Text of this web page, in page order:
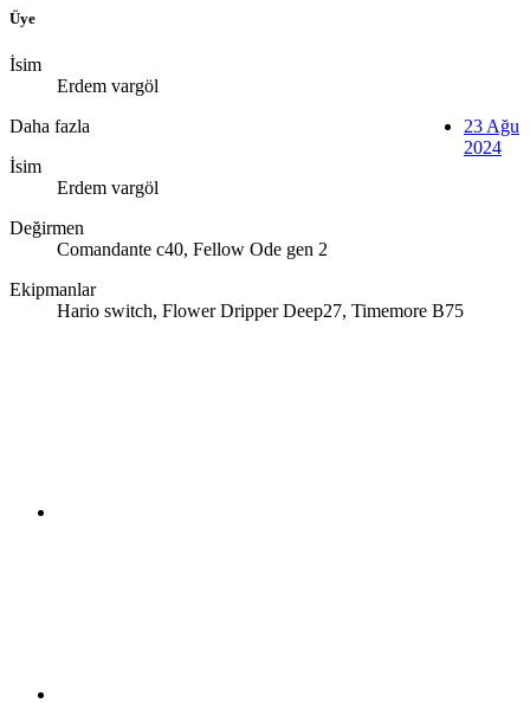
Üye
İsim
Erdem vargöl
Daha fazla
İsim
Erdem vargöl
Değirmen
Comandante c40, Fellow Ode gen 2
Ekipmanlar
Hario switch, Flower Dripper Deep27, Timemore B75
23 Ağu
2024